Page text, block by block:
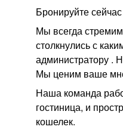
Бронируйте
Мы всегда
столкнулись с
администратору .
Мы ценим ваше
Наша команда
гостиница, и
кошелек.